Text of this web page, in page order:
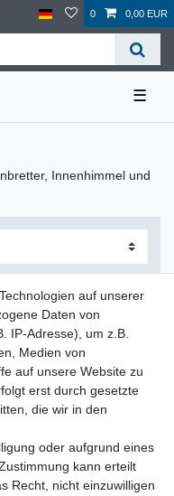
0 0,00 EUR
☰
Innenhimmel und
Innenhimmel
auf unserer
Daten von
IP-Adresse), um z.B.
Medien von
auf unsere Website zu
erst durch gesetzte
die wir in den
oder aufgrund eines
kann erteilt
Recht, nicht einzuwilligen